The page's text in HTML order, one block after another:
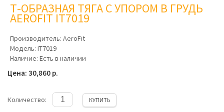
Т-ОБРАЗНАЯ ТЯГА С УПОРОМ В ГРУДЬ
AEROFIT IT7019
Производитель: AeroFit
Модель: IT7019
Наличие: Есть в наличии
Цена: 30,860 р.
Количество: КУПИТЬ